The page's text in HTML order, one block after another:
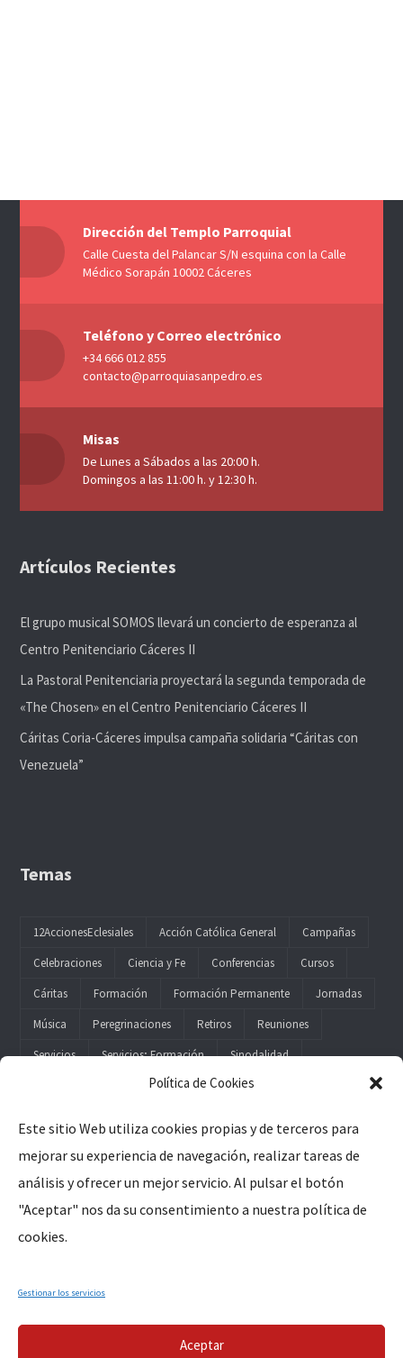
Política de Cookies
Este sitio Web utiliza cookies propias y de terceros para
mejorar su experiencia de navegación, realizar tareas de
análisis y ofrecer un mejor servicio. Al pulsar el botón
"Aceptar" nos da su consentimiento a nuestra política de
cookies.
Gestionar los servicios
Aceptar
Dirección del Templo Parroquial
Calle Cuesta del Palancar S/N esquina con la Calle
Médico Sorapán 10002 Cáceres
Teléfono y Correo electrónico
+34 666 012 855
contacto@parroquiasanpedro.es
Misas
De Lunes a Sábados a las 20:00 h.
Domingos a las 11:00 h. y 12:30 h.
Artículos Recientes
El grupo musical SOMOS llevará un concierto de esperanza al
Centro Penitenciario Cáceres II
La Pastoral Penitenciaria proyectará la segunda temporada de
«The Chosen» en el Centro Penitenciario Cáceres II
Cáritas Coria-Cáceres impulsa campaña solidaria “Cáritas con
Venezuela”
Temas
12AccionesEclesiales Acción Católica General
Campañas
Celebraciones
Ciencia y Fe Conferencias
Cursos
Cáritas
Formación Formación Permanente
Jornadas
Música
Peregrinaciones Retiros
Reuniones
Servicios
Servicios; Formación Sinodalidad
Legal
Aviso Legal
Política de Privacidad